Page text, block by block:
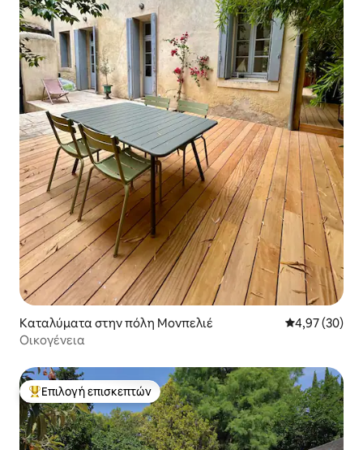
Καταλύματα στην πόλη Μονπελιέ Μέση
4,97 (30)
Οικογένεια
Κορυφαία επιλογή επισκεπτών
Επιλογή επισκεπτών